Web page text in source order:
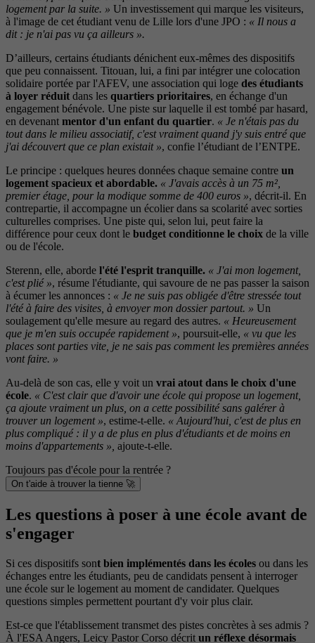
logement par la suite. » Un investissement qui marque les visiteurs,
à l'image de cet étudiant venu de Lille lors d'une JPO : « Il nous a
dit : je n'ai pas vu ça ailleurs ».
D’ailleurs, certains étudiants dénichent eux-mêmes des dispositifs
que peu connaissent. Titouan, lui, a fini par intégrer une colocation
solidaire portée par l'AFEV, une association qui loge des étudiants
à loyer réduit dans les quartiers prioritaires, en échange d'un
engagement bénévole. Une piste sur laquelle il est tombé par hasard,
en devenant mentor d'un enfant du quartier. « Je n'étais pas du
tout dans le milieu associatif, c'est vraiment quand j'y suis entré que
j'ai découvert que ce plan existait », confie l’étudiant de l’ENTPE.
Le principe : quelques heures données chaque semaine contre un
logement spacieux et abordable. « J'avais accès à un 75 m²,
premier étage, pour la modique somme de 400 euros », décrit-il. En
contrepartie, il accompagne un écolier dans sa scolarité avec sorties
culturelles comprises. Une piste qui, selon lui, peut faire la
différence pour ceux dont le budget conditionne le choix de la ville
ou de l'école.
Sterenn, elle, aborde l'été l'esprit tranquille. « J'ai mon logement,
c'est plié », résume l'étudiante, qui savoure de ne pas passer la saison
à écumer les annonces : « Je ne suis pas obligée d'être stressée tout
l'été à faire des visites, à envoyer mon dossier partout. » Un
soulagement qu'elle mesure au regard des autres. « Heureusement
que je m'en suis occupée rapidement », poursuit-elle, « vu que les
places sont parties vite, je ne sais pas comment les premières années
vont faire. »
Au-delà de son cas, elle y voit un vrai atout dans le choix d'une
école. « C'est clair que d'avoir une école qui propose un logement,
ça ajoute vraiment un plus, on a cette possibilité sans galérer à
trouver un logement », estime-t-elle. « Aujourd'hui, c'est de plus en
plus compliqué : il y a de plus en plus d'étudiants et de moins en
moins d'appartements », ajoute-t-elle.
Toujours pas d'école pour la rentrée ?
On t'aide à trouver la tienne 🚀
Les questions à poser à une école avant de
s'engager
Si ces dispositifs sont bien implémentés dans les écoles ou dans les
échanges entre les étudiants, peu de candidats pensent à interroger
une école sur le logement au moment de candidater. Quelques
questions simples permettent pourtant d'y voir plus clair.
Est-ce que l'établissement transmet des pistes concrètes à ses admis ?
À l'ESA Angers, Leicy Pastor Corso décrit un réflexe désormais